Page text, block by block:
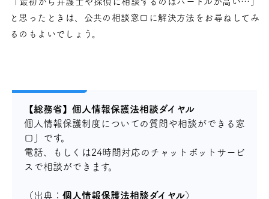
と思ったときは、公共の相談窓口に解決方法をお尋ねしてみ
るのもよいでしょう。
【総務省】個人情報保護法相談ダイヤル
個人情報保護制度についての質問や相談ができる窓
口」です。
電話、もしくは24時間対応のチャットボットサービ
スで相談ができます。
（出典： 個人情報保護法相談ダイヤル）